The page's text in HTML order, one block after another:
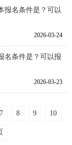
报名条件是？可以
2026-03-24
名条件是？可以报
2026-03-23
7 8 9 10